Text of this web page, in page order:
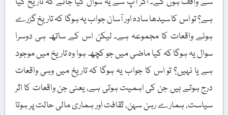
ہے؟ تو اس کا سیدھا سادہ اور آسان جواب یہ ہوگا کہ تاریخ گزرے
ہوئے واقعات کا مجموعہ ہے۔ لیکن اس کے ساتھ ہی دوسرا
سوال یہ ہوگا کہ کیا ماضی میں جو کچھ ہوا وہ تاریخ میں موجود
ہے یا نہیں؟ تو اس کا جواب یہ ہوگا کہ تاریخ میں وہی واقعات
درج ہوتے ہیں جن کی اہمیت ہوتی ہے، یعنی جن واقعات کا اثر
سیاست، ہمارے رہن سہن، ثقافت اور ہماری مالی حالت پر ہوتا